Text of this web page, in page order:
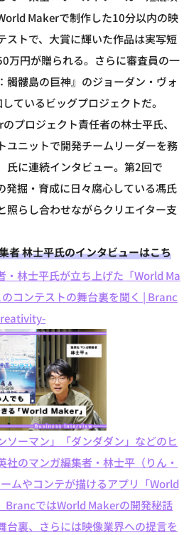
Makerで制作した10分以内の映
ストで、大賞に輝いた作品は実写短
万円が贈られる。さらに審査員の一
髑髏島の巨神』のジョーダン・ヴォ
ているビッグプロジェクトだ。
プロジェクト責任者の林士平氏、
ユニットで開発チームリーダーを務
氏に連続インタビュー。第2回で
発掘・育成に日々腐心している馮氏
照らし合わせながらクリエイター支
者 林士平氏のインタビューはこち
・林士平氏が立ち上げた「World Ma
コンテストの舞台裏を聞く | Branc
ソーマン」「ダンダダン」などのヒ
社のマンガ編集者・林士平（りん・
ムやコンテが描けるアプリ「World
BrancではWorld Makerの開発秘話
台裏、さらには映像業界への提言を